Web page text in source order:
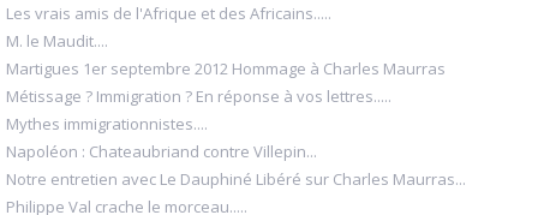
Les vrais amis de l'Afrique et des Africains.....
M. le Maudit....
Martigues 1er septembre 2012 Hommage à Charles Maurras
Métissage ? Immigration ? En réponse à vos lettres.....
Mythes immigrationnistes....
Napoléon : Chateaubriand contre Villepin...
Notre entretien avec Le Dauphiné Libéré sur Charles Maurras...
Philippe Val crache le morceau.....